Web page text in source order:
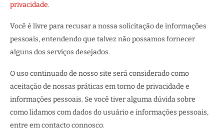
privacidade.
Você é livre para recusar a nossa solicitação de informações
pessoais, entendendo que talvez não possamos fornecer
alguns dos serviços desejados.
O uso continuado de nosso site será considerado como
aceitação de nossas práticas em torno de privacidade e
informações pessoais. Se você tiver alguma dúvida sobre
como lidamos com dados do usuário e informações pessoais,
entre em contacto connosco.